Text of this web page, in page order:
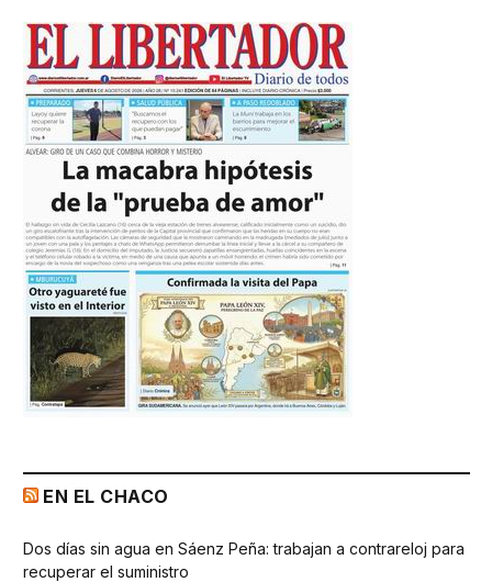
EN EL CHACO
Dos días sin agua en Sáenz Peña: trabajan a contrareloj para
recuperar el suministro